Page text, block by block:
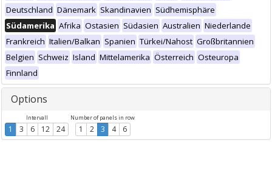
Deutschland Dänemark Skandinavien Südhemisphäre
Südamerika Afrika Ostasien Südasien Australien Niederlande
Frankreich Italien/Balkan Spanien Türkei/Nahost Großbritannien
Belgien Schweiz Island Mittelamerika Österreich Osteuropa
Finnland
Options
Intervall
1 3 6 12 24
Number of panels in row
1 2 3 4 6